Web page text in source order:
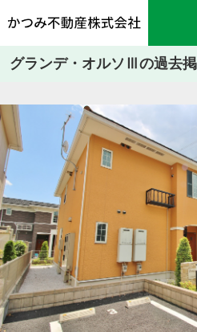
グランデ・オルソⅢの過去